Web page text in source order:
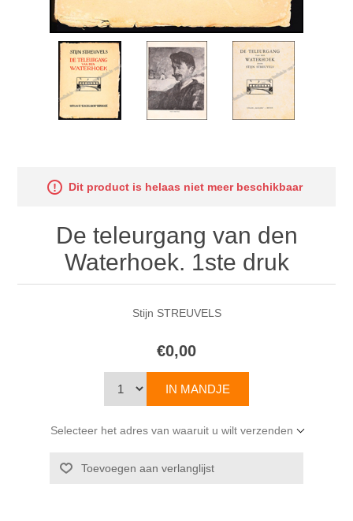
Dit product is helaas niet meer beschikbaar
De teleurgang van den
Waterhoek. 1ste druk
Stijn STREUVELS
€0,00
Selecteer het adres van waaruit u wilt verzenden